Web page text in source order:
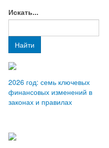
Искать...
Найти
2026 год: семь ключевых
финансовых изменений в
законах и правилах